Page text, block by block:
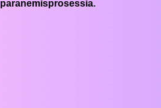
paranemisprosessia.